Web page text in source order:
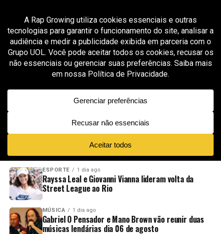
All posts tagged "Siggas"
GROOVER X RAP GROWING 1 mês ago
HZPROD transforma hip-hop cinematográfico
em campanha humanitária no projeto “War
Torn”
NOVIDADES EM ALTA VÍDEOS
ESPORTE 1 dia ago
Rayssa Leal e Giovanni Vianna lideram volta da
Street League ao Rio
MÚSICA 1 dia ago
Gabriel O Pensador e Mano Brown vão reunir duas
músicas lendárias dia 06 de agosto